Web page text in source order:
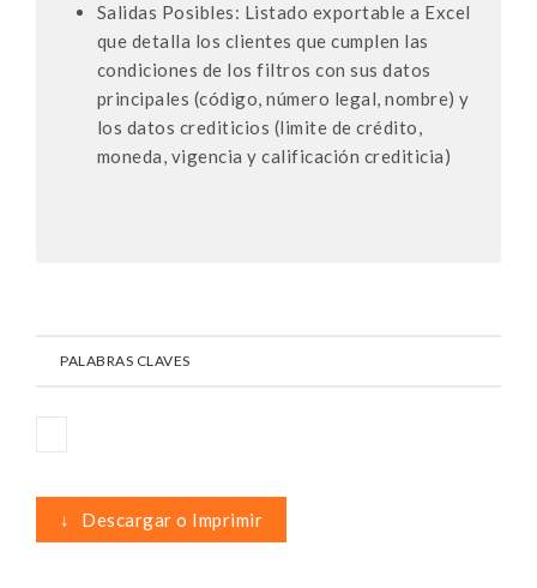
Salidas Posibles: Listado exportable a Excel
que detalla los clientes que cumplen las
condiciones de los filtros con sus datos
principales (código, número legal, nombre) y
los datos crediticios (limite de crédito,
moneda, vigencia y calificación crediticia)
PALABRAS CLAVES
↓ Descargar o Imprimir